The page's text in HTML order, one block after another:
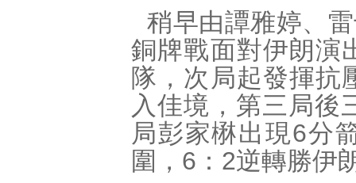
稍早由譚雅婷、
銅牌戰面對伊朗演
隊，次局起發揮抗
入佳境，第三局後
局彭家楙出現6分
圍，6：2逆轉勝伊